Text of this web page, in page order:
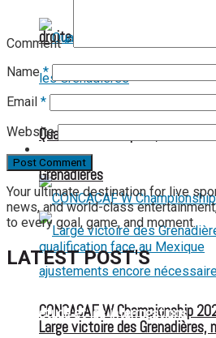
droite avec 25 joueurs
CONCACAF W Championship
Qualification acquise, mais
Grenadières
Large victoire des
Comment*
Name*
Email *
Website
Your ultimate destination for live
news, and world-class
to every goal, game, and moment.
LATEST POST'S
l’inquiétude et les interrogations